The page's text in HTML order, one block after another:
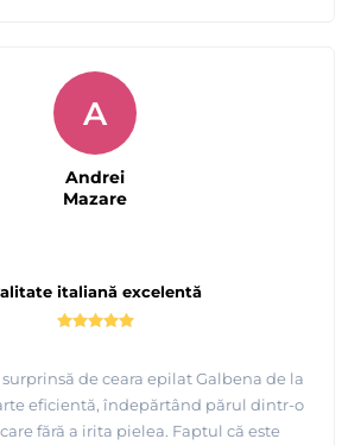
italiană excelentă
de ceara epilat Galbena de la
eficientă, îndepărtând părul dintr-o
fără a irita pielea. Faptul că este
A
Andrei
Mazare